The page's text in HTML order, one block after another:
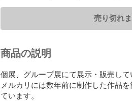
売り切れ
商品の説明
個展、グループ展にて展示・販売して
メルカリには数年前に制作した作品
ています。